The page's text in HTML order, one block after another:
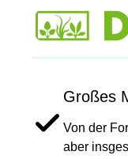
Großes
Von der
aber